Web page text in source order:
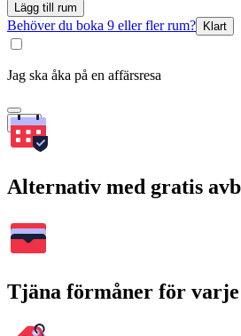
Lägg till rum
Behöver du boka 9 eller fler rum? Klart
Jag ska åka på en affärsresa
Sök
Alternativ med gratis
Tjäna förmåner för